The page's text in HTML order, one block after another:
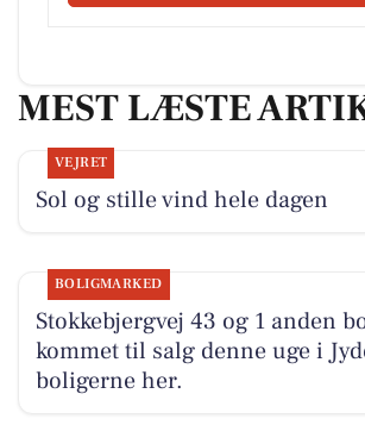
MEST LÆSTE
VEJRET
Sol og stille vind hele dagen
BOLIGMARKED
Stokkebjergvej 43 og 1 anden
kommet til salg denne uge i
boligerne her.